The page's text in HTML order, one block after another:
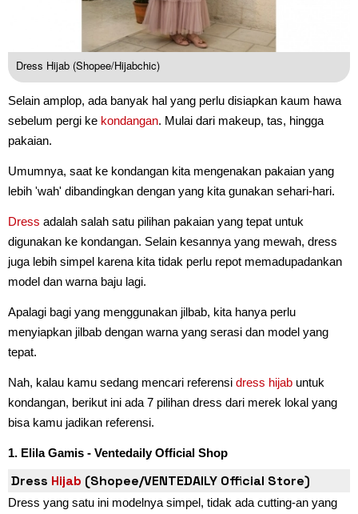
Dress Hijab (Shopee/Hijabchic)
Selain amplop, ada banyak hal yang perlu disiapkan kaum hawa
sebelum pergi ke kondangan. Mulai dari makeup, tas, hingga
pakaian.
Umumnya, saat ke kondangan kita mengenakan pakaian yang
lebih 'wah' dibandingkan dengan yang kita gunakan sehari-hari.
Dress adalah salah satu pilihan pakaian yang tepat untuk
digunakan ke kondangan. Selain kesannya yang mewah, dress
juga lebih simpel karena kita tidak perlu repot memadupadankan
model dan warna baju lagi.
Apalagi bagi yang menggunakan jilbab, kita hanya perlu
menyiapkan jilbab dengan warna yang serasi dan model yang
tepat.
Nah, kalau kamu sedang mencari referensi dress hijab untuk
kondangan, berikut ini ada 7 pilihan dress dari merek lokal yang
bisa kamu jadikan referensi.
1. Elila Gamis - Ventedaily Official Shop
Dress Hijab (Shopee/VENTEDAILY Official Store)
Dress yang satu ini modelnya simpel, tidak ada cutting-an yang